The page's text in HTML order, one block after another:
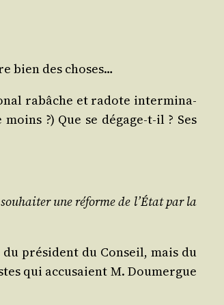
bien des choses…
rabâche et radote inter­mi­na­
?) Que se dégage-t-il ? Ses
une réforme de l’É­tat par la
pré­sident du Conseil, mais du
qui accu­saient M. Dou­mergue